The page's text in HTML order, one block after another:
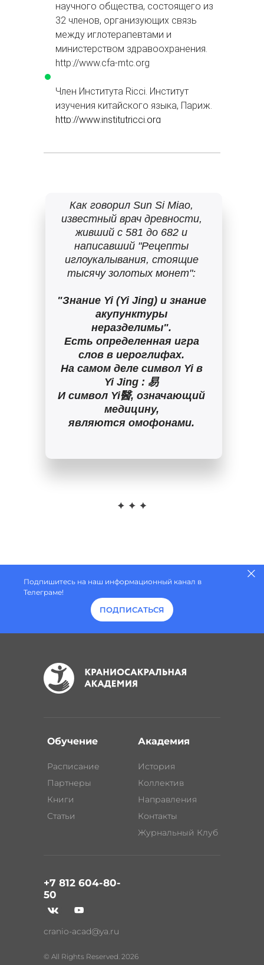
научного общества, состоящего из
32 членов, организующих связь
между иглотерапевтами и
министерством здравоохранения.
http://www.cfa-mtc.org
Член Института Ricci. Институт
изучения китайского языка, Париж.
http://www.institutricci.org
Как говорил Sun Si Miao,
известный врач древности,
живший с 581 до 682 и
написавший "Рецепты
иглоукалывания, стоящие
тысячу золотых монет":
"Знание Yi (Yi Jing) и знание
акупунктуры
неразделимы".
Есть определенная игра
слов в иероглифах.
На самом деле символ Yi в
Yi Jing : 易
И символ Yi醫, означающий
медицину,
являются омофонами.
Подпишитесь на наш информационный канал в
Телеграме!
ПОДПИСАТЬСЯ
+7 812 604-80-
50
Академия
История
Коллектив
Направления
Контакты
Журнальный Клуб
Обучение
Расписание
Партнеры
Книги
Статьи
cranio-acad@ya.ru
© All Rights Reserved. 2026